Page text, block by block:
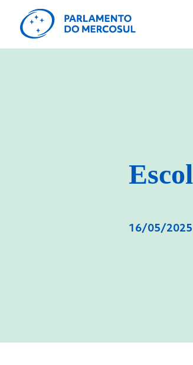
16/05/2025